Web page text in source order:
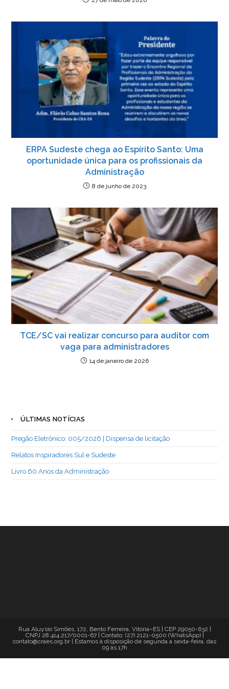
ERPA Sudeste chega ao Espírito Santo: Uma
oportunidade única para os profissionais da
Administração
8 de junho de 2023
TCE/SC vai realizar concurso para auditor com
vaga para administradores
14 de janeiro de 2026
ÚLTIMAS NOTÍCIAS
Pregão Eletrônico: 005/2026 | Dispensa de licitação
Relatos Inspiradores Sul e Sudeste
Livro 60 Anos da Administração
Rua Aluysio Simões, 172, Bento Ferreira, Vitória–ES | CEP 29050-632 |
CNPJ 28.414.217/0001-67 | Contato: (27) 2121-0500 (WhatsApp) |
contato@craes.org.br | Estamos à disposição de segunda a sexta-feira, das
09 às 17h